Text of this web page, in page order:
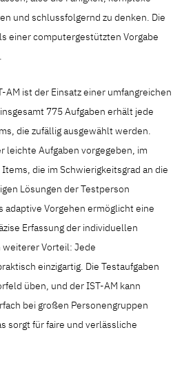
und schlussfolgernd zu denken. Die
einer computergestützten Vorgabe
AM ist der Einsatz einer umfangreichen
775 Aufgaben erhält jede
die zufällig ausgewählt werden.
leichte Aufgaben vorgegeben, im
die im Schwierigkeitsgrad an die
Lösungen der Testperson
adaptive Vorgehen ermöglicht eine
Erfassung der individuellen
weiterer Vorteil: Jede
einzigartig. Die Testaufgaben
üben, und der IST-AM kann
bei großen Personengruppen
sorgt für faire und verlässliche